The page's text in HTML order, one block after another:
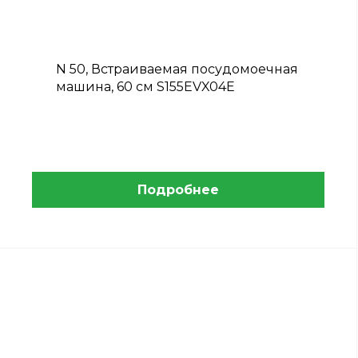
N 50, Встраиваемая посудомоечная
машина, 60 см S155EVX04E
Подробнее